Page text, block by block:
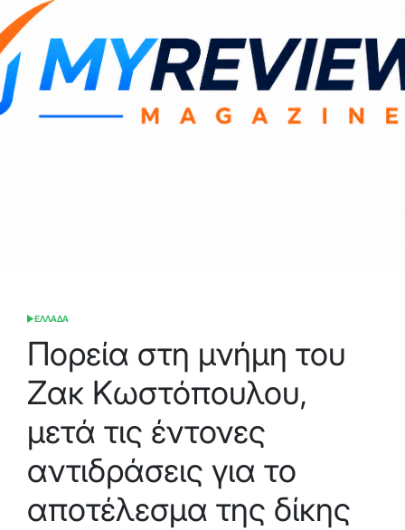
POSTED
ΕΛΛΑΔΑ
Πορεία στη μνήμη του
Ζακ Κωστόπουλου,
μετά τις έντονες
αντιδράσεις για το
αποτέλεσμα της δίκης